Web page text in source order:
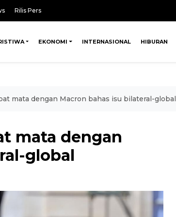
Rilis Pers
EKONOMI INTERNASIONAL HIBURAN
mata dengan Macron bahas isu bilateral-global
mata dengan
global